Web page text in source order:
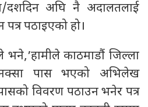
दशदिन अघि नै अदालतलाई
पठाइएको हो।
काठमाडौं जिल्ला
पास भएको अभिलेख
विवरण पठाउन भनेर पत्र